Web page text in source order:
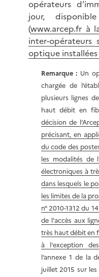
opérateurs
jour,
(www.arcep.fr à
inter-opérateurs
optique
Remarque : Un
chargée de
plusieurs lignes
haut débit en
décision de
précisant, en
du code des
les modalités de
électroniques à
dans lesquels le
les limites de la
n° 2010-1312 du
de l'accès aux
très haut débit en
à l'exception
l’annexe 1 de la
juillet 2015 sur